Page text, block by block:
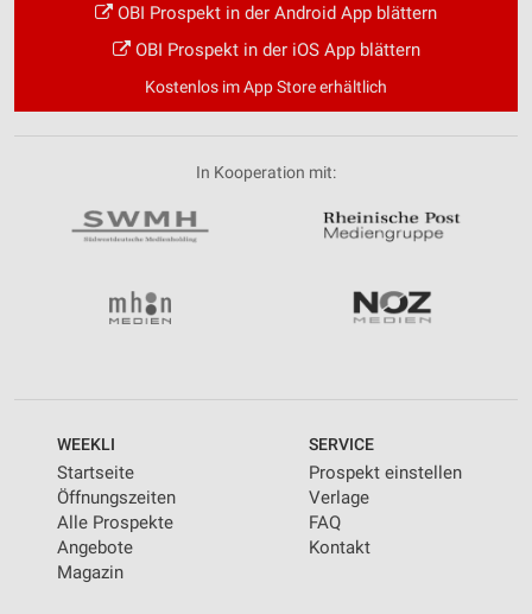
OBI Prospekt in der Android App blättern
OBI Prospekt in der iOS App blättern
Kostenlos im App Store erhältlich
In Kooperation mit:
WEEKLI
Startseite
Öffnungszeiten
Alle Prospekte
Angebote
Magazin
SERVICE
Prospekt einstellen
Verlage
FAQ
Kontakt